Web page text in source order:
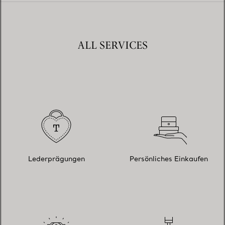
ALL SERVICES
Lederprägungen Persönliches Einkaufen